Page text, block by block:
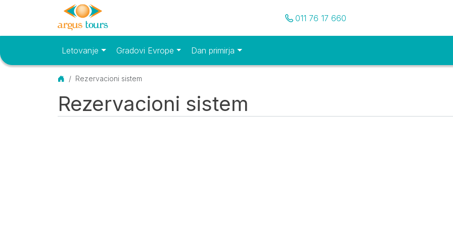
Pozovite nas
011 76 17 660
Osnovni meniLetovanje Gradovi Evrope Dan primirja
Početna
Rezervacioni sistem
Rezervacioni sistem